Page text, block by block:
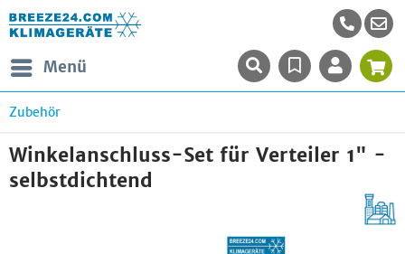
Menü
Zubehör
Winkelanschluss-Set für Verteiler 1" -
selbstdichtend